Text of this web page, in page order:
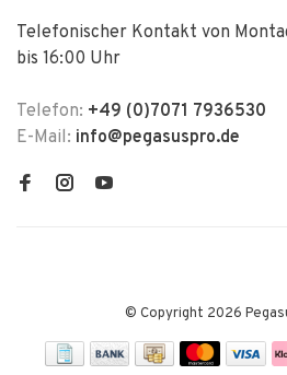
Telefonischer Kontakt von
bis 16:00 Uhr
Telefon: +49 (0)7071 7936530
E-Mail: info@pegasuspro.de
© Copyright 2026